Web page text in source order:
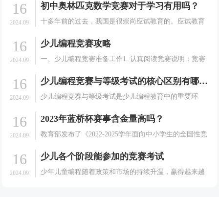
多家长在培养孩子的兴趣的时候，可谓是什么火热学什
多家长对.
16
2024.09
初中奥林匹克数学竞赛对于学习有用吗？
十多年前的过去，我国是很崇尚应试教育的。应试教育
显：太程式化，容易局限一个人的思维。而优秀的奥林
会超出我.
16
2024.09
少儿编程竞赛攻略
一、少儿编程竞赛准备工作1. 认真阅读竞赛说明：竞赛
要认真阅读，以免耽误竞赛。2. 熟悉编程语言：竞赛的
16
2024.09
少儿编程竞赛与等级考试的核心区别有哪些（有哪些优劣势）
少儿编程竞赛与等级考试是少儿编程教育中的重要环
更多的提升。首先，少儿编程竞赛可以让少儿在编程技
的过程中有.
16
2024.09
2023年蓝桥杯赛事含金量高吗？
教育部发布了《2022-2025学年面向中小学生的全国性竞
单赛事”中，人工智能、编程、机器人、航天科技等自然
16
2024.09
少儿各个阶段能参加的竞赛考试
少年儿童编程随着政策和市场的持续升温，赢得越来越